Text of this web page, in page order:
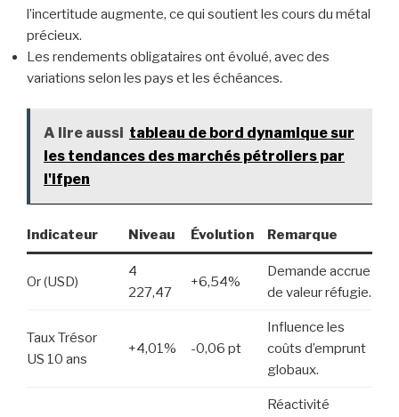
l’incertitude augmente, ce qui soutient les cours du métal
précieux.
Les rendements obligataires ont évolué, avec des
variations selon les pays et les échéances.
A lire aussi tableau de bord dynamique sur
les tendances des marchés pétroliers par
l'ifpen
Indicateur Niveau Évolution Remarque
Or (USD)
4
227,47
+6,54%
Demande accrue
de valeur réfugie.
Taux Trésor
US 10 ans
+4,01% -0,06 pt
Influence les
coûts d’emprunt
globaux.
Réactivité